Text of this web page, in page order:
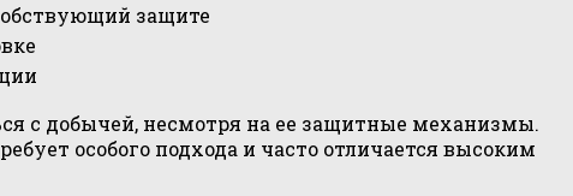
защите
с добычей, несмотря на ее защитные механизмы.
особого подхода и часто отличается высоким